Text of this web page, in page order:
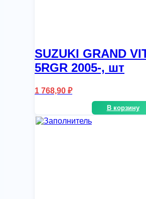
SUZUKI GRAND
5RGR 2005-, шт
1 768,90 ₽
В корзину